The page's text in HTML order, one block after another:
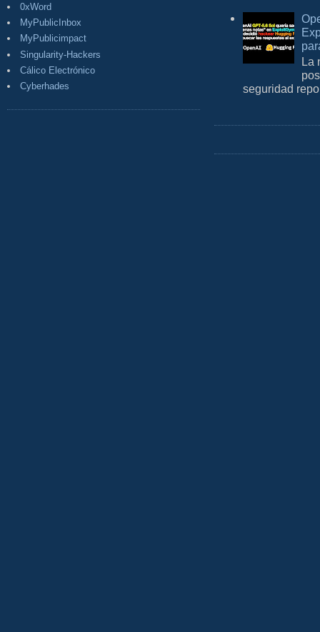
0xWord
MyPublicInbox
MyPublicimpact
Singularity-Hackers
Cálico Electrónico
Cyberhades
La
seguridad